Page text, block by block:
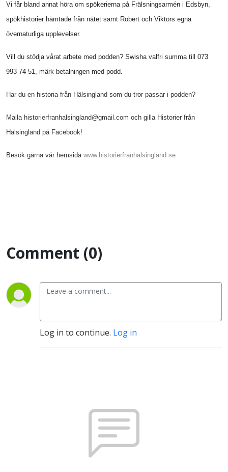
Vi får bland annat höra om spökerierna på Frälsningsarmén i Edsbyn,
spökhistorier hämtade från nätet samt Robert och Viktors egna
övernaturliga upplevelser.
Vill du stödja vårat arbete med podden? Swisha valfri summa till 073
993 74 51, märk betalningen med podd.
Har du en historia från Hälsingland som du tror passar i podden?
Maila historierfranhalsingland@gmail.com och gilla Historier från
Hälsingland på Facebook!
Besök gärna vår hemsida www.historierfranhalsingland.se
Comment (0)
Log in to continue. Log in